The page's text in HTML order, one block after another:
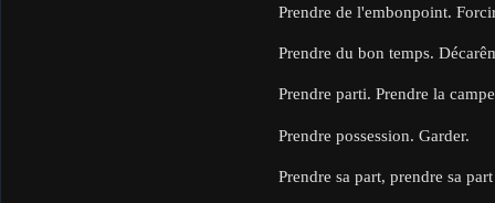
Prendre de l'embonpoint.
Prendre du bon temps.
Prendre parti. Prendre la
Prendre possession. Garder.
Prendre sa part, prendre sa